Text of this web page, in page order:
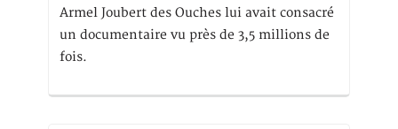
Armel Joubert des Ouches lui avait consacré
un documentaire vu près de 3,5 millions de
fois.